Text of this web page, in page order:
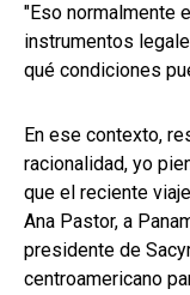
"Eso normalmente
instrumentos
qué condiciones
En ese contexto,
racionalidad, yo
que el reciente
Ana Pastor, a
presidente de
centroamericano